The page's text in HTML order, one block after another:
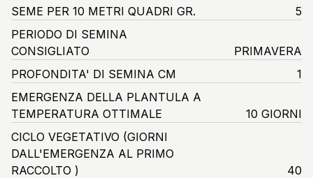
SEME PER 10 METRI QUADRI GR.
5
PERIODO DI SEMINA
CONSIGLIATO
PRIMAVERA
PROFONDITA' DI SEMINA CM
1
EMERGENZA DELLA PLANTULA A
TEMPERATURA OTTIMALE
10 GIORNI
CICLO VEGETATIVO (GIORNI
DALL'EMERGENZA AL PRIMO
RACCOLTO )
40